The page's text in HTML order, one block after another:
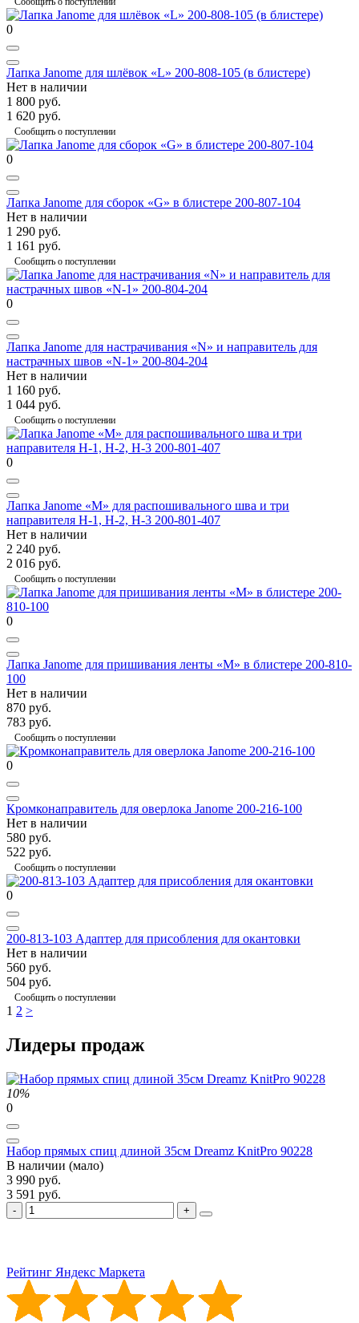
0
Лапка Janome для шлёвок «L» 200-808-105 (в блистере)
Нет в наличии
1 800 руб.
1 620 руб.
Сообщить о поступлении
0
Лапка Janome для сборок «G» в блистере 200-807-104
Нет в наличии
1 290 руб.
1 161 руб.
Сообщить о поступлении
0
Лапка Janome для настрачивания «N» и направитель для
настрачных швов «N-1» 200-804-204
Нет в наличии
1 160 руб.
1 044 руб.
Сообщить о поступлении
0
Лапка Janome «М» для распошивального шва и три
направителя Н-1, Н-2, Н-3 200-801-407
Нет в наличии
2 240 руб.
2 016 руб.
Сообщить о поступлении
0
Лапка Janome для пришивания ленты «М» в блистере 200-810-
100
Нет в наличии
870 руб.
783 руб.
Сообщить о поступлении
0
Кромконаправитель для оверлока Janome 200-216-100
Нет в наличии
580 руб.
522 руб.
Сообщить о поступлении
0
200-813-103 Адаптер для присобления для окантовки
Нет в наличии
560 руб.
504 руб.
Сообщить о поступлении
1 2 >
Лидеры продаж
10%
0
Набор прямых спиц длиной 35см Dreamz KnitPro 90228
В наличии (мало)
3 990 руб.
3 591 руб.
Рейтинг Яндекс Маркета